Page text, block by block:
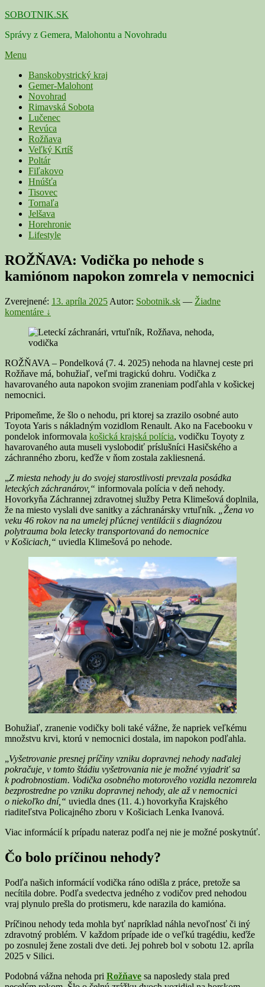
Skip
content
SOBOTNIK.SK
Správy z Gemera, Malohontu a Novohradu
Menu
Primárne
menu
Banskobystrický kraj
Gemer-Malohont
Novohrad
Rimavská Sobota
Lučenec
Revúca
Rožňava
Veľký Krtíš
Poltár
Fiľakovo
Hnúšťa
Tisovec
Tornaľa
Jelšava
Horehronie
Lifestyle
ROŽŇAVA: Vodička po nehode s
kamiónom napokon zomrela v nemocnici
Zverejnené: 13. apríla 2025 Autor: Sobotnik.sk — Žiadne
komentáre ↓
ROŽŇAVA – Pondelková (7. 4. 2025) nehoda na hlavnej ceste pri
Rožňave má, bohužiaľ, veľmi tragickú dohru. Vodička z
havarovaného auta napokon svojim zraneniam podľahla v košickej
nemocnici.
Pripomeňme, že šlo o nehodu, pri ktorej sa zrazilo osobné auto
Toyota Yaris s nákladným vozidlom Renault. Ako na Facebooku v
pondelok informovala košická krajská polícia, vodičku Toyoty z
havarovaného auta museli vyslobodiť príslušníci Hasičského a
záchranného zboru, keďže v ňom zostala zakliesnená.
„Z miesta nehody ju do svojej starostlivosti prevzala posádka
leteckých záchranárov,“ informovala polícia v deň nehody.
Hovorkyňa Záchrannej zdravotnej služby Petra Klimešová doplnila,
že na miesto vyslali dve sanitky a záchranársky vrtuľník.
„Žena vo
veku 46 rokov na na umelej pľúcnej ventilácii s diagnózou
polytrauma bola letecky transportovaná do nemocnice
v Košiciach,“ uviedla Klimešová po nehode.
Bohužiaľ, zranenie vodičky boli také vážne, že napriek veľkému
množstvu krvi, ktorú v nemocnici dostala, im napokon podľahla.
„Vyšetrovanie presnej príčiny vzniku dopravnej nehody naďalej
pokračuje, v tomto štádiu vyšetrovania nie je možné vyjadriť sa
k podrobnostiam. Vodička osobného motorového vozidla nezomrela
bezprostredne po vzniku dopravnej nehody, ale až v nemocnici
o niekoľko dní,“ uviedla dnes (11. 4.) hovorkyňa Krajského
riaditeľstva Policajného zboru v Košiciach Lenka Ivanová.
Viac informácií k prípadu nateraz podľa nej nie je možné poskytnúť.
Čo bolo príčinou nehody?
Podľa našich informácií vodička ráno odišla z práce, pretože sa
necítila dobre. Podľa svedectva jedného z vodičov pred nehodou
vraj plynulo prešla do protismeru, kde narazila do kamióna.
Príčinou nehody teda mohla byť napríklad náhla nevoľnosť či iný
zdravotný problém. V každom prípade ide o veľkú tragédiu, keďže
po zosnulej žene zostali dve deti. Jej pohreb bol v sobotu 12. apríla
2025 v Silici.
Podobná vážna nehoda pri Rožňave sa naposledy stala pred